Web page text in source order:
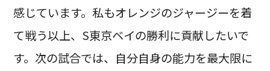
感じています。私もオレンジのジャージーを着
て戦う以上、S東京ベイの勝利に貢献したいで
す。次の試合では、自分自身の能力を最大限に